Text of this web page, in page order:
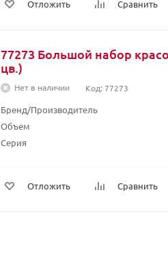
Отложить Сравнить
77273 Большой набор
цв.)
Нет в наличии Код: 77273
Бренд/Производитель
Объем
Серия
Отложить Сравнить